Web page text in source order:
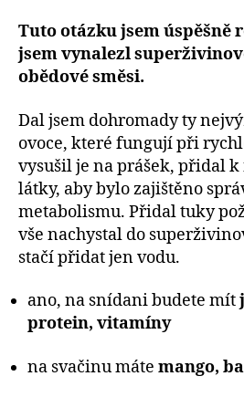
Tuto otázku jsem úspěšně
jsem vynalezl
obědové směsi.
Dal jsem dohromady ty
ovoce, které fungují při
vysušil je na prášek, přidal
látky, aby bylo zajištěno
metabolismu. Přidal tuky
vše nachystal do
stačí přidat jen vodu.
ano, na snídani budete mít
protein, vitamíny
na svačinu máte mango,